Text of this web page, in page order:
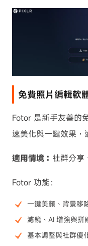
免費照片編輯軟
Fotor 是新手友善的
速美化與一鍵效果，
適用情境： 社群分享
Fotor 功能：
一鍵美顏、背景移
濾鏡、AI 增強與拼
基本調整與社群優